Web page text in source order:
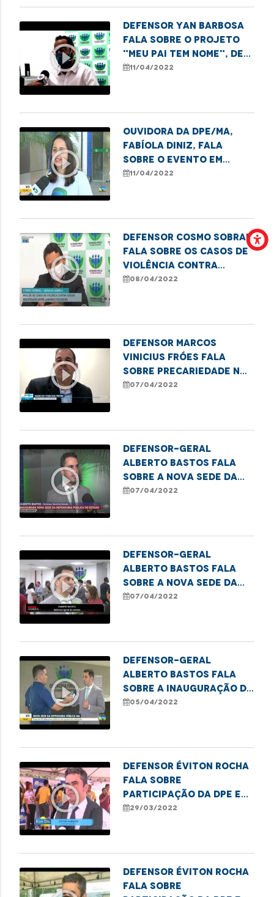
play_circle_outline
Defensor Yan Barbosa
fala sobre o projeto
"Meu Pai tem Nome", de
reconhecimento de
11/04/2022
play_circle_outline
Ouvidora da DPE/MA,
Fabíola Diniz, fala
sobre o evento em
comemoração aos 10
11/04/2022
play_circle_outline
Defensor Cosmo Sobral
fala sobre os casos de
violência contra
idosos em São Luís.
08/04/2022
play_circle_outline
Defensor Marcos
Vinicius Fróes fala
sobre precariedade no
sistema de transporte
07/04/2022
play_circle_outline
Defensor-geral
Alberto Bastos fala
sobre a nova sede da
DPE e ressalta a
07/04/2022
play_circle_outline
Defensor-geral
Alberto Bastos fala
sobre a nova sede da
DPE e ressalta as
07/04/2022
play_circle_outline
Defensor-geral
Alberto Bastos fala
sobre a inauguração da
nova sede da
05/04/2022
play_circle_outline
Defensor Éviton Rocha
fala sobre
participação da DPE em
ação social realizada
29/03/2022
Defensor Éviton Rocha
fala sobre